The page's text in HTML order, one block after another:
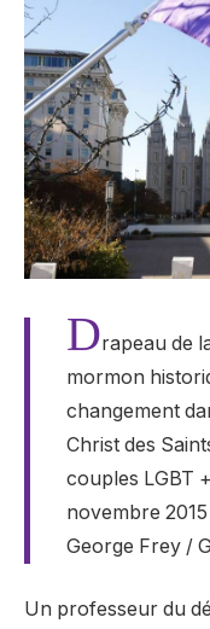
Drapeau de
mormon
changement
Christ des
couples LGBT
novembre
George Frey /
Un professeur du